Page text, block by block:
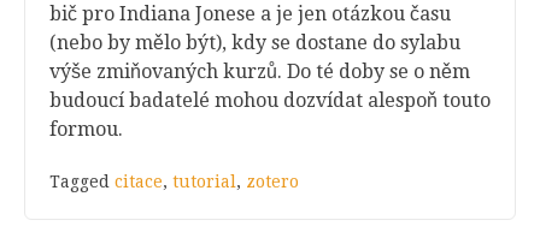
bič pro Indiana Jonese a je jen otázkou času
(nebo by mělo být), kdy se dostane do sylabu
výše zmiňovaných kurzů. Do té doby se o něm
budoucí badatelé mohou dozvídat alespoň touto
formou.
Tagged citace, tutorial , zotero